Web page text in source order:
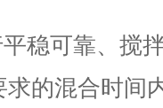
稳可靠、搅
的混合时间